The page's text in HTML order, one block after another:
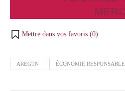
Mettre dans vos favoris (0)
AREGTN ÉCONOMIE RESPONSABLE